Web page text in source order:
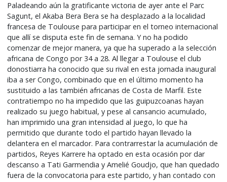
Paladeando aún la gratificante victoria de ayer ante el Parc
Sagunt, el Akaba Bera Bera se ha desplazado a la localidad
francesa de Toulouse para participar en el torneo internacional
que allí se disputa este fin de semana. Y no ha podido
comenzar de mejor manera, ya que ha superado a la selección
africana de Congo por 34 a 28. Al llegar a Toulouse el club
donostiarra ha conocido que su rival en esta jornada inaugural
iba a ser Congo, combinado que en el último momento ha
sustituido a las también africanas de Costa de Marfil. Este
contratiempo no ha impedido que las guipuzcoanas hayan
realizado su juego habitual, y pese al cansancio acumulado,
han imprimido una gran intensidad al juego, lo que ha
permitido que durante todo el partido hayan llevado la
delantera en el marcador. Para contrarrestar la acumulación de
partidos, Reyes Karrere ha optado en esta ocasión por dar
descanso a Tati Garmendia y Amelié Goudjo, que han quedado
fuera de la convocatoria para este partido, y han contado con